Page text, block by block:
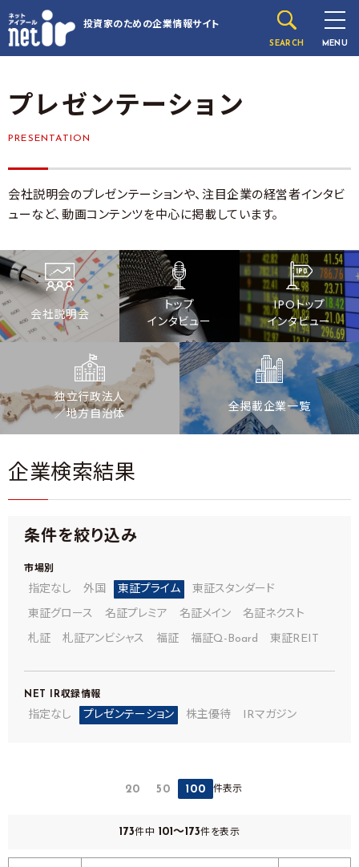
投資家のための企業情報サイト
SEARCH MENU
プレゼンテーション
PRESENTATION
会社説明会のプレゼンテーションや、注目企業の経営者インタビ
ューなど、動画コンテンツを中心に掲載しています。
会社説明会
トップ
インタビュー
IPOトップ
インタビュー
独立行政法人
／地方自治体
全掲載企業一覧
企業検索結果
条件を絞り込み
市場別
指定なし 外国 東証プライム 東証スタンダード
東証グロース 名証プレミア 名証メイン 名証ネクスト
札証 札証アンビシャス 福証 福証Q-Board 東証REIT
NET IR収録情報
指定なし プレゼンテーション 株主優待 IRマガジン
20 50 100 件表示
173件中 101～173件を表示